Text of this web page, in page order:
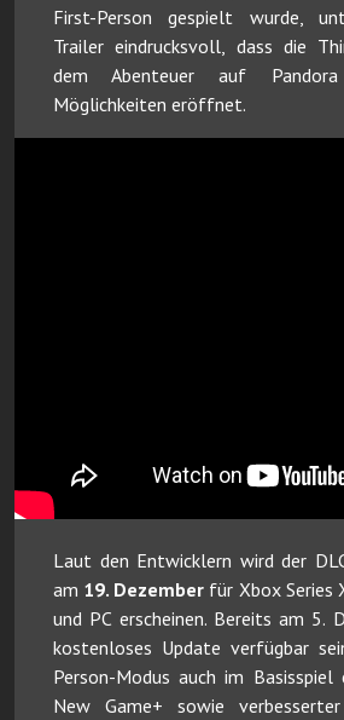
First-Person gespielt wurde,
Trailer eindrucksvoll, dass die
dem Abenteuer auf
Möglichkeiten eröffnet.
Laut den Entwicklern wird der
am 19. Dezember für Xbox Series
und PC erscheinen. Bereits am 5.
kostenloses Update verfügbar
Person-Modus auch im Basis­spiel
New Game+ sowie